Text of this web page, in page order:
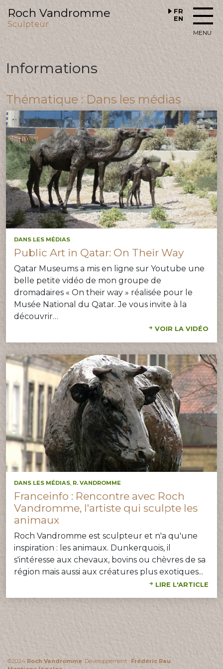
MENU
FR
EN
Roch Vandromme
Sculpteur
Informations
Thématique : Dans les médias
DANS LES MÉDIAS
Public Art in Qatar: On Their Way
Qatar Museums a mis en ligne sur Youtube une
belle petite vidéo de mon groupe de
dromadaires « On their way » réalisée pour le
Musée National du Qatar. Je vous invite à la
découvrir…
VOIR LA VIDÉO
DANS LES MÉDIAS, R. VANDROMME
Franceinfo : Rencontre avec Roch
Vandromme, l'artiste qui sculpte les
animaux
Roch Vandromme est sculpteur et n'a qu'une
inspiration : les animaux. Dunkerquois, il
s'intéresse aux chevaux, bovins ou chèvres de sa
région mais aussi aux créatures plus exotiques...
LIRE L'ARTICLE
©2024 Roch Vandromme. Développement : Frédéric Rau.